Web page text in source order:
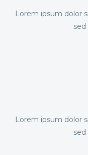
Lorem ipsum dolor
Lorem ipsum dolor